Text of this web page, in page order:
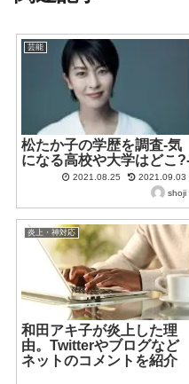
芸能
松たか子の学歴を調査-気
になる高校や大学はどこ
2021.08.25
2021.09.03
shoji
炎上・神対応
和田アキ子が炎上した理
由。Twitterやブログなど
ネットのコメントを紹介